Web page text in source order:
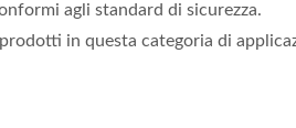
agli standard di sicurezza.
in questa categoria di